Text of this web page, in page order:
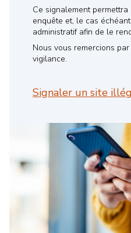
Ce signalement
enquête et, le cas échéant
administratif afin de le
Nous vous remercions
vigilance.
Signaler un site